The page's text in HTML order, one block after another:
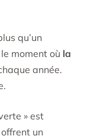
qu’un
moment où la
année.
» est
un